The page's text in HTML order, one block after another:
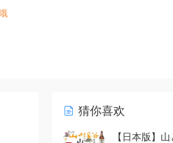
猜你喜欢
【日本版】